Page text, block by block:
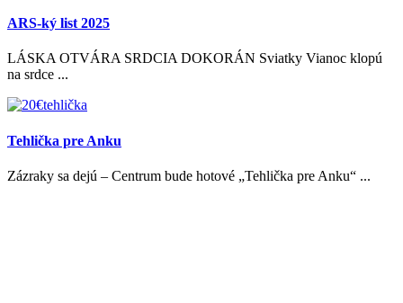
ARS-ký list 2025
LÁSKA OTVÁRA SRDCIA DOKORÁN Sviatky Vianoc klopú
na srdce ...
Tehlička pre Anku
Zázraky sa dejú – Centrum bude hotové „Tehlička pre Anku“ ...